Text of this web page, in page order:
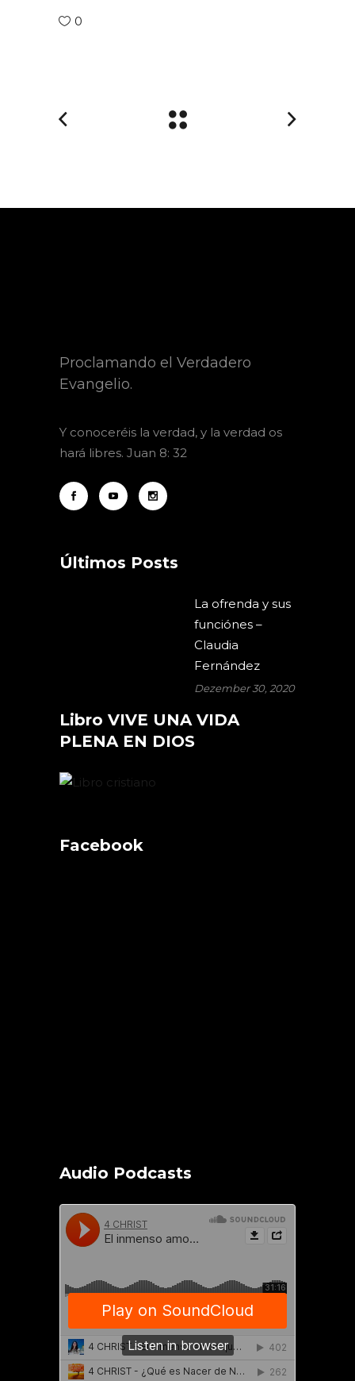
0
Proclamando el Verdadero
Evangelio.
Y conoceréis la verdad, y la verdad os
hará libres. Juan 8: 32
Últimos Posts
La ofrenda y sus
funciónes –
Claudia
Fernández
Dezember 30, 2020
Libro VIVE UNA VIDA
PLENA EN DIOS
Facebook
Audio Podcasts